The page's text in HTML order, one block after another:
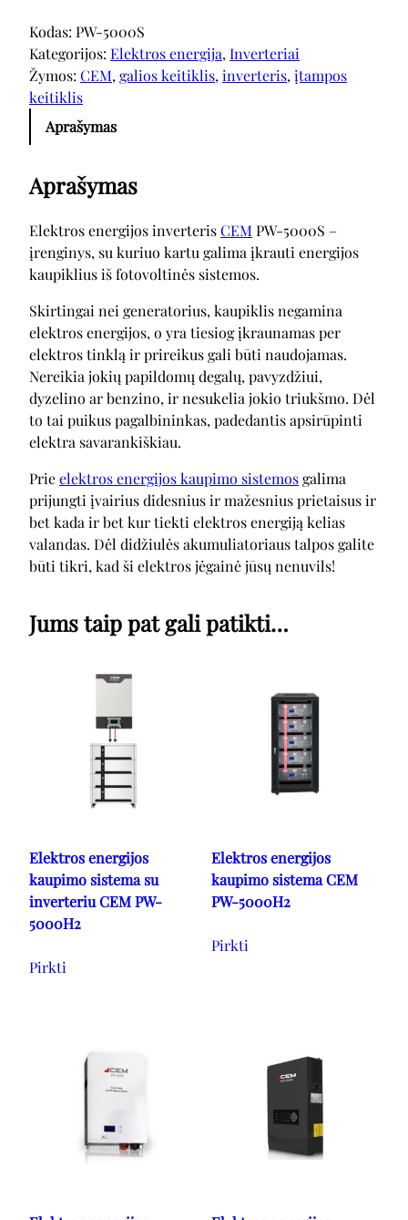
Kodas: PW-5000S
Kategorijos: Elektros energija, Inverteriai
Žymos: CEM, galios keitiklis, inverteris, įtampos
keitiklis
Aprašymas
Aprašymas
Elektros energijos inverterisCEM PW-5000S –
įrenginys, su kuriuo kartu galima įkrauti energijos
kaupiklius iš fotovoltinės sistemos.
Skirtingai nei generatorius, kaupiklis negamina
elektros energijos, o yra tiesiog įkraunamas per
elektros tinklą ir prireikus gali būti naudojamas.
Nereikia jokių papildomų degalų, pavyzdžiui,
dyzelino ar benzino, ir nesukelia jokio triukšmo. Dėl
to tai puikus pagalbininkas, padedantis apsirūpinti
elektra savarankiškiau.
Prieelektros energijos kaupimo sistemosgalima
prijungti įvairius didesnius ir mažesnius prietaisus ir
bet kada ir bet kur tiekti elektros energiją kelias
valandas. Dėl didžiulės akumuliatoriaus talpos galite
būti tikri, kad ši elektros jėgainė jūsų nenuvils!
Jums taip pat gali patikti…
Elektros energijos
kaupimo sistema su
inverteriu CEM PW-
5000H2
Pirkti
Elektros energijos
kaupimo sistema CEM
PW-5000H2
Pirkti